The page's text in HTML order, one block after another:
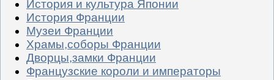
История и культура Японии
История Франции
Музеи Франции
Храмы,соборы Франции
Дворцы,замки Франции
Французские короли и императоры